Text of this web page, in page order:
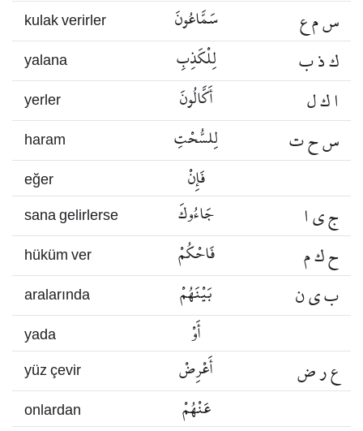
kulak verirler سَمَّاعُونَ س م ع
yalana لِلْكَذِبِ ك ذ ب
yerler أَكَّالُونَ ا ك ل
haram لِلسُّحْتِ س ح ت
eğer فَإِنْ
sana gelirlerse جَاءُوكَ ج ي ا
hüküm ver فَاحْكُمْ ح ك م
aralarında بَيْنَهُمْ ب ي ن
yada أَوْ
yüz çevir أَعْرِضْ ع ر ض
onlardan عَنْهُمْ